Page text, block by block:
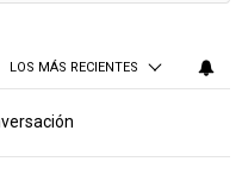
LOS MÁS RECIENTES